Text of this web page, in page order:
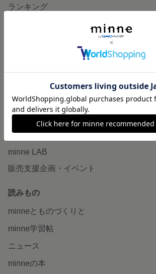
ランキング
ヴィンテージ販売
ダウンロード販売
minne LAB
販売支援企画・イベント
読みもの
minneとものづくりと
minne学習帖
ニュース
minneの本